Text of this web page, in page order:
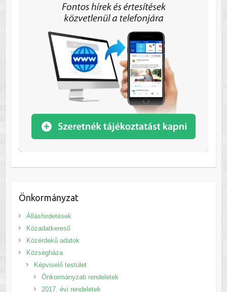
Önkormányzat
Álláshirdetések
Közadatkereső
Közérdekű adatok
Községháza
Képviselő testület
Önkormányzati rendeletek
2017. évi rendeletek